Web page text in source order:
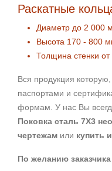
Раскатные
Диаметр до 2 000
Высота 170 - 800
Толщина стенки
Вся продукция
паспортами и
формам. У нас Вы
Поковка сталь 7Х3
чертежам или купить
По желанию